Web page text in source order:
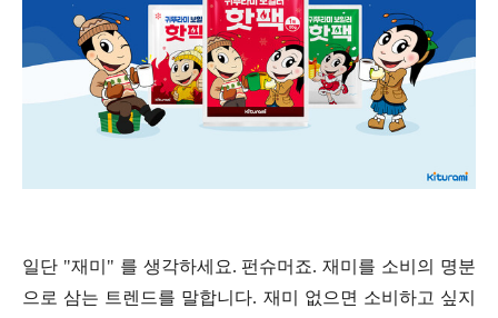
일단 "재미" 를 생각하세요. 펀슈머죠. 재미를 소비의 명분
으로 삼는 트렌드를 말합니다. 재미 없으면 소비하고 싶지